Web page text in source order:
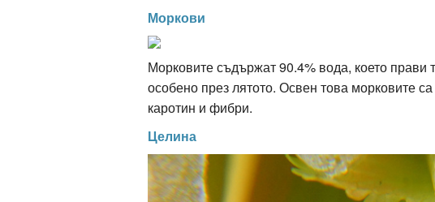
Моркови
Морковите съдържат 90.4% вода, което прави
особено през лятото. Освен това морковите
каротин и фибри.
Целина